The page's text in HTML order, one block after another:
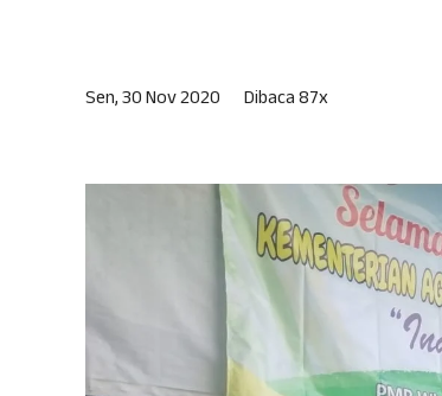
Sen, 30 Nov 2020 Dibaca 87x